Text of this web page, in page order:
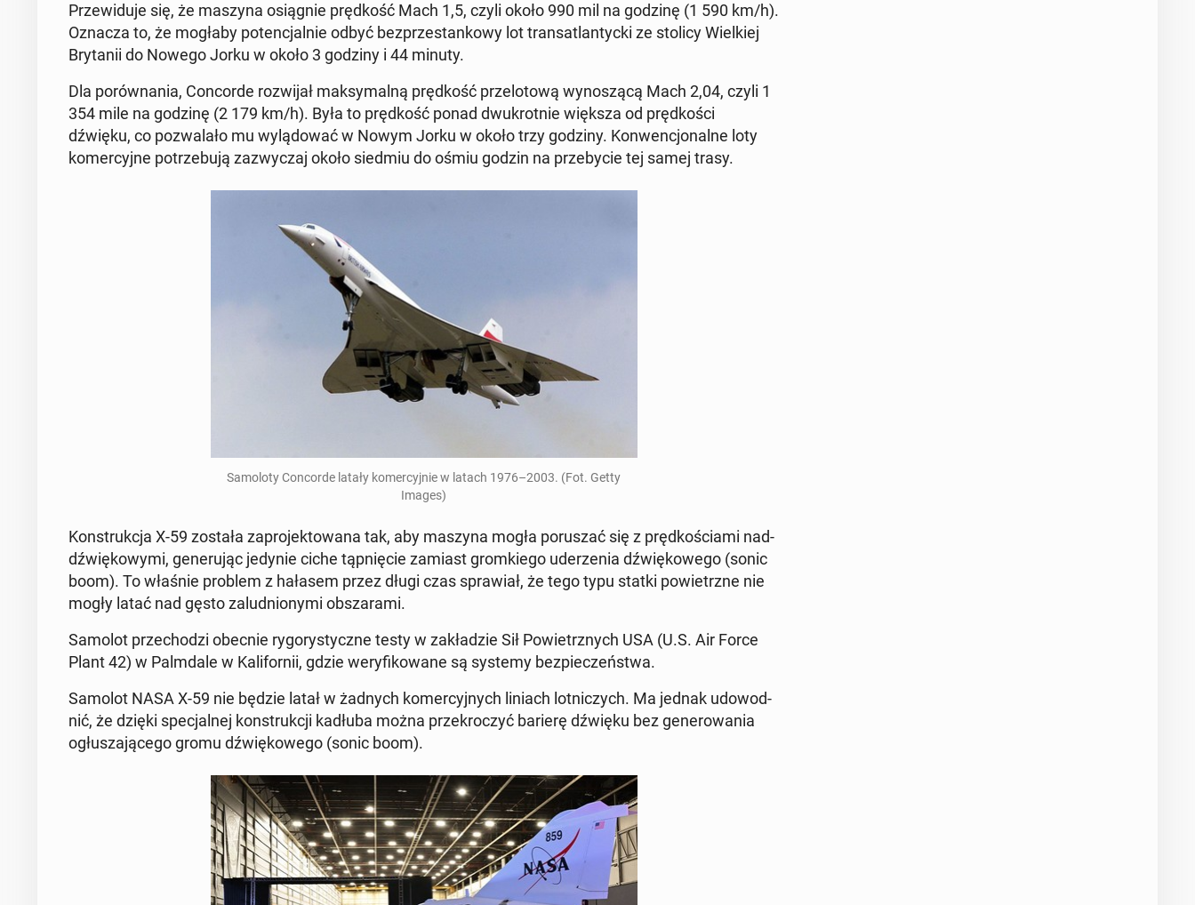
Prze­wi­du­je się, że maszyna osią­gnie pręd­kość Mach 1,5, czyli około 990 mil na godzinę (1 590 km/h).
Oznacza to, że mogłaby po­ten­cjal­nie odbyć bez­prze­stan­ko­wy lot trans­atlan­tyc­ki ze stolicy Wiel­kiej
Bry­ta­nii do Nowego Jorku w około 3 godziny i 44 minuty.
Dla po­rów­na­nia, Con­cor­de roz­wi­jał mak­sy­mal­ną pręd­kość prze­lo­to­wą wy­no­szą­cą Mach 2,04, czyli 1
354 mile na godzinę (2 179 km/h). Była to pręd­kość ponad dwu­krot­nie większa od pręd­ko­ści
dźwięku, co po­zwa­la­ło mu wy­lą­do­wać w Nowym Jorku w około trzy godziny. Kon­wen­cjo­nal­ne loty
ko­mer­cyj­ne po­trze­bu­ją za­zwy­czaj około siedmiu do ośmiu godzin na prze­by­cie tej samej trasy.
Sa­mo­lo­ty Con­cor­de latały ko­mer­cyj­nie w latach 1976–2003. (Fot. Getty
Images)
Kon­struk­cja X-59 została za­pro­jek­to­wa­na tak, aby maszyna mogła po­ru­szać się z pręd­ko­ścia­mi nad­
dźwię­ko­wy­mi, ge­ne­ru­jąc jedynie ciche tąp­nię­cie zamiast grom­kie­go ude­rze­nia dźwię­ko­we­go (sonic
boom). To właśnie problem z hałasem przez długi czas spra­wiał, że tego typu statki po­wietrz­ne nie
mogły latać nad gęsto za­lud­nio­ny­mi ob­sza­ra­mi.
Samolot prze­cho­dzi obecnie ry­go­ry­stycz­ne testy w za­kła­dzie Sił Po­wietrz­nych USA (U.S. Air Force
Plant 42) w Palm­da­le w Ka­li­for­nii, gdzie we­ry­fi­ko­wa­ne są systemy bez­pie­czeń­stwa.
Samolot NASA X-59 nie będzie latał w żadnych ko­mer­cyj­nych liniach lot­ni­czych. Ma jednak udo­wod­
nić, że dzięki spe­cjal­nej kon­struk­cji kadłuba można prze­kro­czyć barierę dźwięku bez ge­ne­ro­wa­nia
ogłu­sza­ją­ce­go gromu dźwię­ko­we­go (sonic boom).